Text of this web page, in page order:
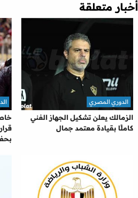
أخبار متعلقة
الزمالك يعلن تشكيل الجهاز الفني
كاملًا بقيادة معتمد جمال
الدوري المصري